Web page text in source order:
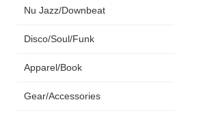
Nu Jazz/Downbeat
Disco/Soul/Funk
Apparel/Book
Gear/Accessories